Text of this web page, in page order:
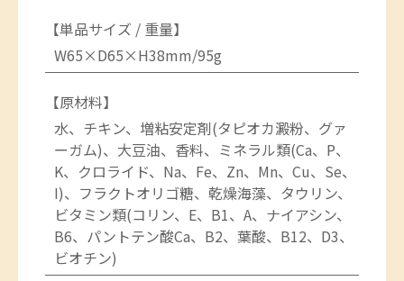
【単品サイズ / 重量】
W65×D65×H38mm/95g
【原材料】
水、チキン、増粘安定剤(タピオカ澱粉、グァ
ーガム)、大豆油、香料、ミネラル類(Ca、P、
K、クロライド、Na、Fe、Zn、Mn、Cu、Se、
I)、フラクトオリゴ糖、乾燥海藻、タウリン、
ビタミン類(コリン、E、B1、A、ナイアシン、
B6、パントテン酸Ca、B2、葉酸、B12、D3、
ビオチン)